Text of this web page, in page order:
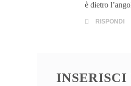
è dietro
RISPONDI
INSERISCI